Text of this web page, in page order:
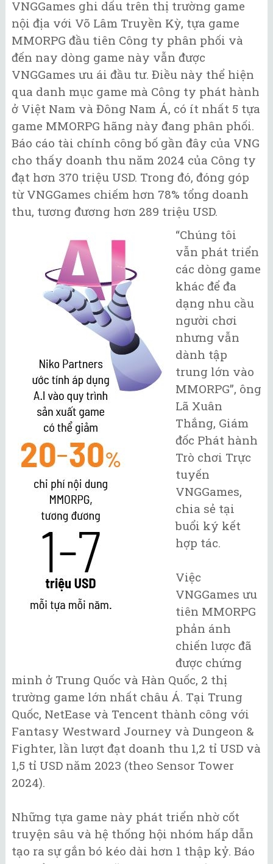
VNGGames ghi dấu trên thị trường game
nội địa với Võ Lâm Truyền Kỳ, tựa game
MMORPG đầu tiên Công ty phân phối và
đến nay dòng game này vẫn được
VNGGames ưu ái đầu tư. Điều này thể hiện
qua danh mục game mà Công ty phát hành
ở Việt Nam và Đông Nam Á, có ít nhất 5 tựa
game MMORPG hãng này đang phân phối.
Báo cáo tài chính công bố gần đây của VNG
cho thấy doanh thu năm 2024 của Công ty
đạt hơn 370 triệu USD. Trong đó, đóng góp
từ VNGGames chiếm hơn 78% tổng doanh
thu, tương đương hơn 289 triệu USD.
“Chúng tôi
vẫn phát triển
các dòng game
khác để đa
dạng nhu cầu
người chơi
nhưng vẫn
dành tập
trung lớn vào
MMORPG”, ông
Lã Xuân
Thắng, Giám
đốc Phát hành
Trò chơi Trực
tuyến
VNGGames,
chia sẻ tại
buổi ký kết
hợp tác.
Việc
VNGGames ưu
tiên MMORPG
phản ánh
chiến lược đã
được chứng
minh ở Trung Quốc và Hàn Quốc, 2 thị
trường game lớn nhất châu Á. Tại Trung
Quốc, NetEase và Tencent thành công với
Fantasy Westward Journey và Dungeon &
Fighter, lần lượt đạt doanh thu 1,2 tỉ USD và
1,5 tỉ USD năm 2023 (theo Sensor Tower
2024).
Những tựa game này phát triển nhờ cốt
truyện sâu và hệ thống hội nhóm hấp dẫn
tạo ra sự gắn bó kéo dài hơn 1 thập kỷ. Báo